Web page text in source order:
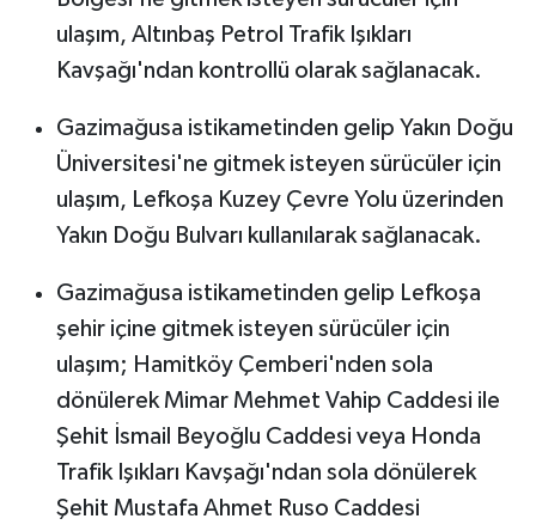
ulaşım, Altınbaş Petrol Trafik Işıkları
Kavşağı'ndan kontrollü olarak sağlanacak.
Gazimağusa istikametinden gelip Yakın Doğu
Üniversitesi'ne gitmek isteyen sürücüler için
ulaşım, Lefkoşa Kuzey Çevre Yolu üzerinden
Yakın Doğu Bulvarı kullanılarak sağlanacak.
Gazimağusa istikametinden gelip Lefkoşa
şehir içine gitmek isteyen sürücüler için
ulaşım; Hamitköy Çemberi'nden sola
dönülerek Mimar Mehmet Vahip Caddesi ile
Şehit İsmail Beyoğlu Caddesi veya Honda
Trafik Işıkları Kavşağı'ndan sola dönülerek
Şehit Mustafa Ahmet Ruso Caddesi